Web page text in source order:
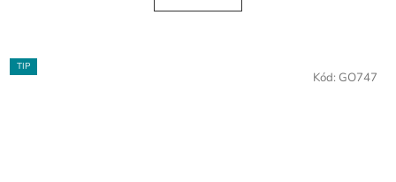
TIP
Kód: GO747